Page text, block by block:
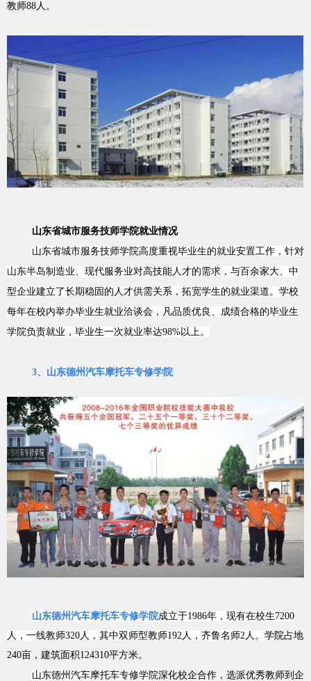
教师88人。
山东省城市服务技师学院就业情况
山东省城市服务技师学院高度重视毕业生的就业安置工作，针对
山东半岛制造业、现代服务业对高技能人才的需求，与百余家大、中
型企业建立了长期稳固的人才供需关系，拓宽学生的就业渠道。学校
每年在校内举办毕业生就业洽谈会，凡品质优良、成绩合格的毕业生
学院负责就业，毕业生一次就业率达98%以上。
3、山东德州汽车摩托车专修学院
山东德州汽车摩托车专修学院成立于1986年，现有在校生7200
人，一线教师320人，其中双师型教师192人，齐鲁名师2人。 学院占地
240亩，建筑面积124310平方米。
山东德州汽车摩托车专修学院深化校企合作，选派优秀教师到企